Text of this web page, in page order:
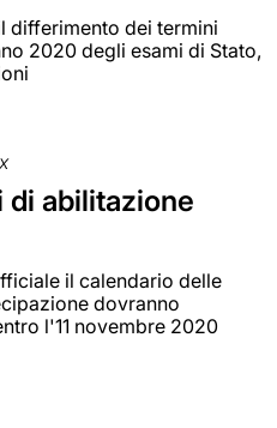
differimento dei termini
2020 degli esami di Stato,
di abilitazione
il calendario delle
dovranno
l'11 novembre 2020